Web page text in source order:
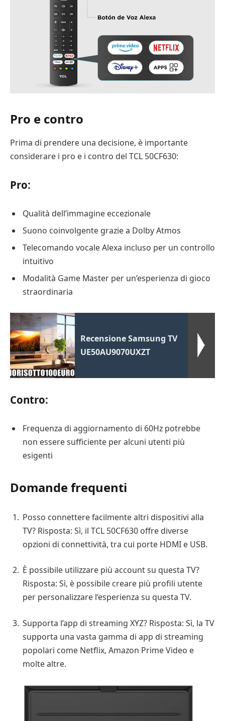
Pro e contro
Prima di prendere una decisione, è importante
considerare i pro e i contro del TCL 50CF630:
Pro:
Qualità dell’immagine eccezionale
Suono coinvolgente grazie a Dolby Atmos
Telecomando vocale Alexa incluso per un controllo
intuitivo
Modalità Game Master per un’esperienza di gioco
straordinaria
Recensione Samsung TV
UE50AU9070UXZT
Contro:
Frequenza di aggiornamento di 60Hz potrebbe
non essere sufficiente per alcuni utenti più
esigenti
Domande frequenti
Posso connettere facilmente altri dispositivi alla
TV? Risposta: Sì, il TCL 50CF630 offre diverse
opzioni di connettività, tra cui porte HDMI e USB.
È possibile utilizzare più account su questa TV?
Risposta: Sì, è possibile creare più profili utente
per personalizzare l’esperienza su questa TV.
Supporta l’app di streaming XYZ? Risposta: Sì, la TV
supporta una vasta gamma di app di streaming
popolari come Netflix, Amazon Prime Video e
molte altre.